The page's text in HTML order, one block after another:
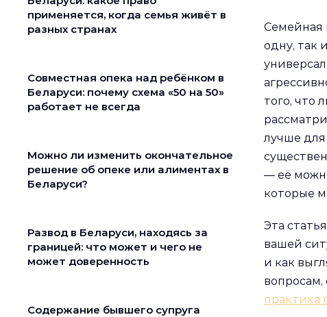
применяется, когда семья живёт в
разных странах
Совместная опека над ребёнком в
Беларуси: почему схема «50 на 50»
работает не всегда
Можно ли изменить окончательное
решение об опеке или алиментах в
Беларуси?
Развод в Беларуси, находясь за
границей: что может и чего не
может доверенность
Содержание бывшего супруга
Семейная
одну, так
того, что
лучше
— её
которые
Эта
вашей
и как
практика